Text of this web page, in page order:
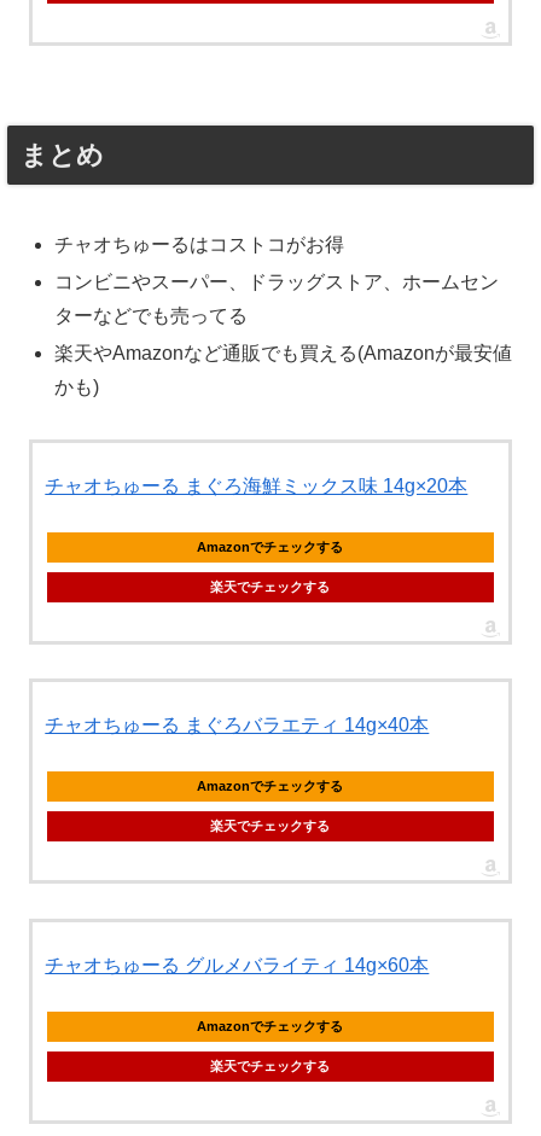
まとめ
チャオちゅーるはコストコがお得
コンビニやスーパー、ドラッグストア、ホームセン
ターなどでも売ってる
楽天やAmazonなど通販でも買える(Amazonが最安値
かも)
チャオちゅーる まぐろ海鮮ミックス味 14g×20本
Amazonでチェックする
楽天でチェックする
チャオちゅーる まぐろバラエティ 14g×40本
Amazonでチェックする
楽天でチェックする
チャオちゅーる グルメバライティ 14g×60本
Amazonでチェックする
楽天でチェックする